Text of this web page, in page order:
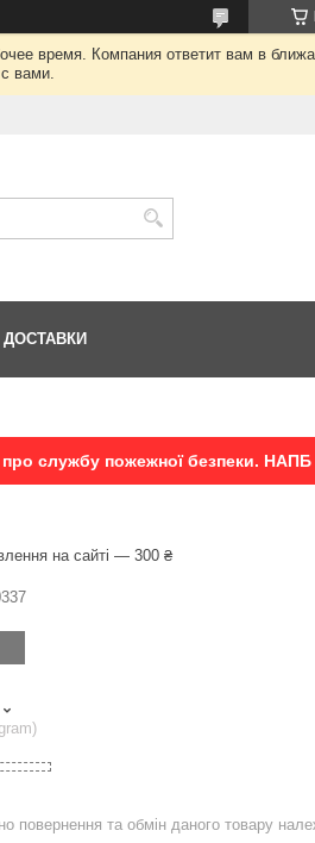
время. Компания ответит вам в
вами.
службу пожежної безпеки. НАПБ
на сайті — 300 ₴
повернення та обмін даного товару